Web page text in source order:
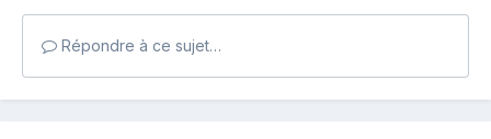
Répondre à ce sujet…